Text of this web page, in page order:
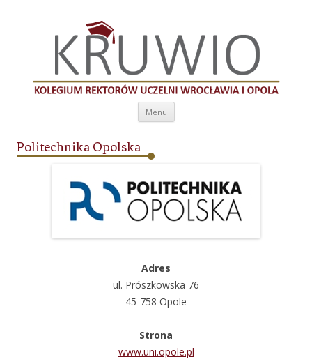
Kolegium Rektorów Uczelni Wrocławia i
Opola
Menu Przeskocz do treści
Politechnika Opolska
Adres
ul. Prószkowska 76
45-758 Opole
Strona
www.uni.opole.pl